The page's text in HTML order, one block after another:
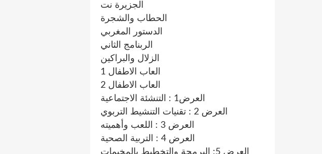
الجزيرة نت
الحطاب والشجرة
الدستور المغربي
الربنامج الثاني
الزلال والبراكين
العاب الاطفال 1
العاب الاطفال 2
العرض1 : التنشئة الاجتماعية
العرض 2 : تقنيات التنشيط التربوي
العرض 3 : اللعب وأهميته
العرض 4 : التربية الصحية
العرض 5: البرمجة والتخطيط بالمخيمات